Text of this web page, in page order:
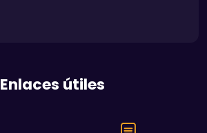
Enlaces útiles